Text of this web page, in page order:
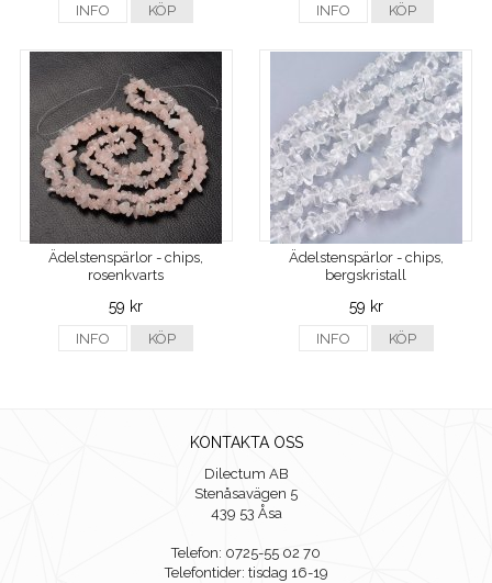
INFO KÖP INFO KÖP
Ädelstenspärlor - chips,
rosenkvarts
59 kr
INFO KÖP
Ädelstenspärlor - chips,
bergskristall
59 kr
INFO KÖP
KONTAKTA OSS
Dilectum AB
Stenåsavägen 5
439 53 Åsa
Telefon: 0725-55 02 70
Telefontider: tisdag 16-19